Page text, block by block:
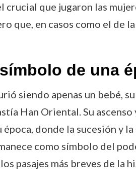
que jugaron las
que, en casos como el de
de una
siendo apenas un bebé,
Han Oriental. Su
donde la sucesión y
como símbolo del
pasajes más breves de la